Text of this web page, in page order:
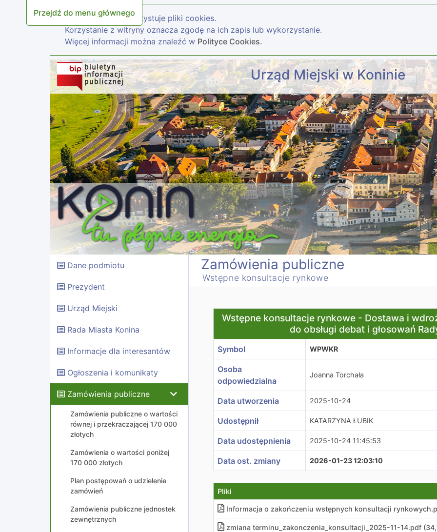
Przejdź do menu głównego
Nasza strona wykorzystuje pliki cookies.
Korzystanie z witryny oznacza zgodę na ich zapis lub wykorzystanie.
Więcej informacji można znaleźć w Polityce Cookies.
Urząd Miejski w Koninie
Dane podmiotu
Prezydent
Urząd Miejski
Rada Miasta Konina
Informacje dla interesantów
Ogłoszenia i komunikaty
Zamówienia publiczne
Zamówienia publiczne o wartości
równej i przekraczającej 170 000
złotych
Zamówienia o wartości poniżej
170 000 złotych
Plan postępowań o udzielenie
zamówień
Zamówienia publiczne jednostek
zewnętrznych
Zamówienia publiczne
Wstępne konsultacje rynkowe
Wstępne konsultacje rynkowe - Dostawa i wdrożenie
Wstępne konsultacje rynkowe - Dostawa i
do obsługi debat i głosowań
Symbol WPWKR
Osoba
odpowiedzialna
Joanna Torchała
Data utworzenia 2025-10-24
Udostępnił KATARZYNA ŁUBIK
Data udostępnienia 2025-10-24 11:45:53
Data ost. zmiany 2026-01-23 12:03:10
Pliki
Informacja o zakończeniu wstępnych konsultacji
zmiana terminu_zakonczenia_konsultacji_2025-11-14.pdf